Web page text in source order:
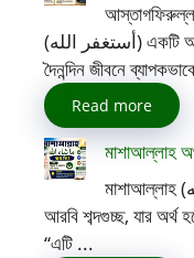
(أستغفر الله) একটি অত্যন্ত পরিচিত আরবি বাক্য, যা মুসলমানদের
দৈনন্দিন জীবনে
Read more
মাশাআল্লাহ
মাশাআল্লাহ (ما شاء الله) অর্থ কি? মাশাআল্লাহ একটি
আরবি শব্দগুচ্ছ, যার অর্থ
“এটি ...